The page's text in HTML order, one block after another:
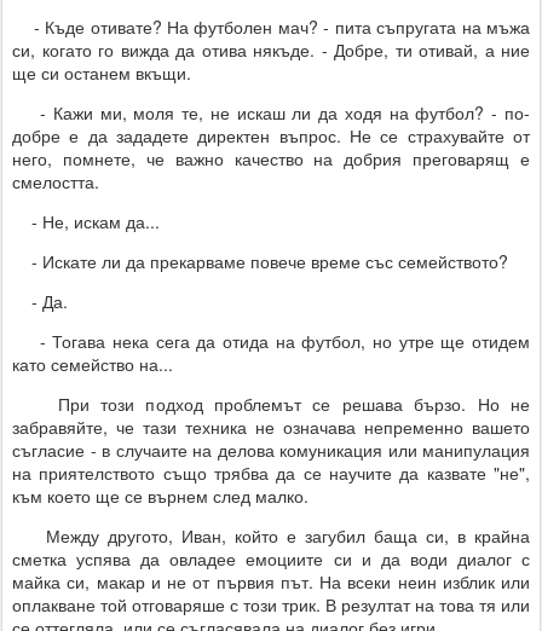
- Къде отивате? На футболен мач? - пита съпругата на мъжа
си, когато го вижда да отива някъде. - Добре, ти отивай, а ние
ще си останем вкъщи.
- Кажи ми, моля те, не искаш ли да ходя на футбол? - по-
добре е да зададете директен въпрос. Не се страхувайте от
него, помнете, че важно качество на добрия преговарящ е
смелостта.
- Не, искам да...
- Искате ли да прекарваме повече време със семейството?
- Да.
- Тогава нека сега да отида на футбол, но утре ще отидем
като семейство на...
При този подход проблемът се решава бързо. Но не
забравяйте, че тази техника не означава непременно вашето
съгласие - в случаите на делова комуникация или манипулация
на приятелството също трябва да се научите да казвате "не",
към което ще се върнем след малко.
Между другото, Иван, който е загубил баща си, в крайна
сметка успява да овладее емоциите си и да води диалог с
майка си, макар и не от първия път. На всеки неин изблик или
оплакване той отговаряше с този трик. В резултат на това тя или